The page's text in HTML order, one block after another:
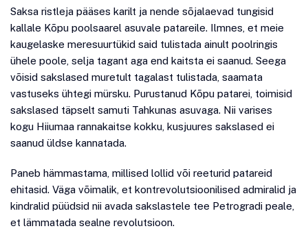
Saksa ristleja pääses karilt ja nende sõjalaevad tungisid
kallale Kõpu poolsaarel asuvale patareile. Ilmnes, et meie
kaugelaske meresuurtükid said tulistada ainult poolringis
ühele poole, selja tagant aga end kaitsta ei saanud. Seega
võisid sakslased muretult tagalast tulistada, saamata
vastuseks ühtegi mürsku. Purustanud Kõpu patarei, toimisid
sakslased täpselt samuti Tahkunas asuvaga. Nii varises
kogu Hiiumaa rannakaitse kokku, kusjuures sakslased ei
saanud üldse kannatada.
Paneb hämmastama, millised lollid või reeturid patareid
ehitasid. Väga võimalik, et kontrevolutsioonilised admiralid ja
kindralid püüdsid nii avada sakslastele tee Petrogradi peale,
et lämmatada sealne revolutsioon.